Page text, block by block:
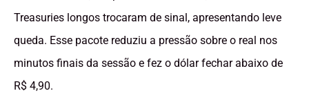
Treasuries longos trocaram de sinal, apresentando leve
queda. Esse pacote reduziu a pressão sobre o real nos
minutos finais da sessão e fez o dólar fechar abaixo de
R$ 4,90.